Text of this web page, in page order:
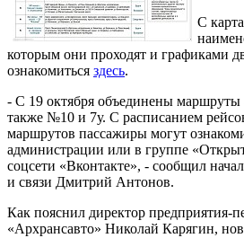
С
которым они проходят и графиками
ознакомиться здесь.
- С 19 октября объединены маршруты
также №10 и 7у. С расписанием
маршрутов пассажиры могут
администрации или в группе
соцсети «Вконтакте», - сообщил
и связи Дмитрий Антонов.
Как пояснил директор предприятия-
«Архрансавто» Николай Карягин,